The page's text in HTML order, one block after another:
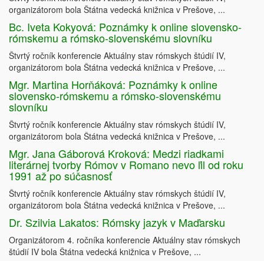
organizátorom bola Štátna vedecká knižnica v Prešove, ...
Bc. Iveta Kokyová: Poznámky k online slovensko-
rómskemu a rómsko-slovenskému slovníku
Štvrtý ročník konferencie Aktuálny stav rómskych štúdií IV,
organizátorom bola Štátna vedecká knižnica v Prešove, ...
Mgr. Martina Horňáková: Poznámky k online
slovensko-rómskemu a rómsko-slovenskému
slovníku
Štvrtý ročník konferencie Aktuálny stav rómskych štúdií IV,
organizátorom bola Štátna vedecká knižnica v Prešove, ...
Mgr. Jana Gáborová Kroková: Medzi riadkami
literárnej tvorby Rómov v Romano nevo ľil od roku
1991 až po súčasnosť
Štvrtý ročník konferencie Aktuálny stav rómskych štúdií IV,
organizátorom bola Štátna vedecká knižnica v Prešove, ...
Dr. Szilvia Lakatos: Rómsky jazyk v Maďarsku
Organizátorom 4. ročníka konferencie Aktuálny stav rómskych
štúdií IV bola Štátna vedecká knižnica v Prešove, ...